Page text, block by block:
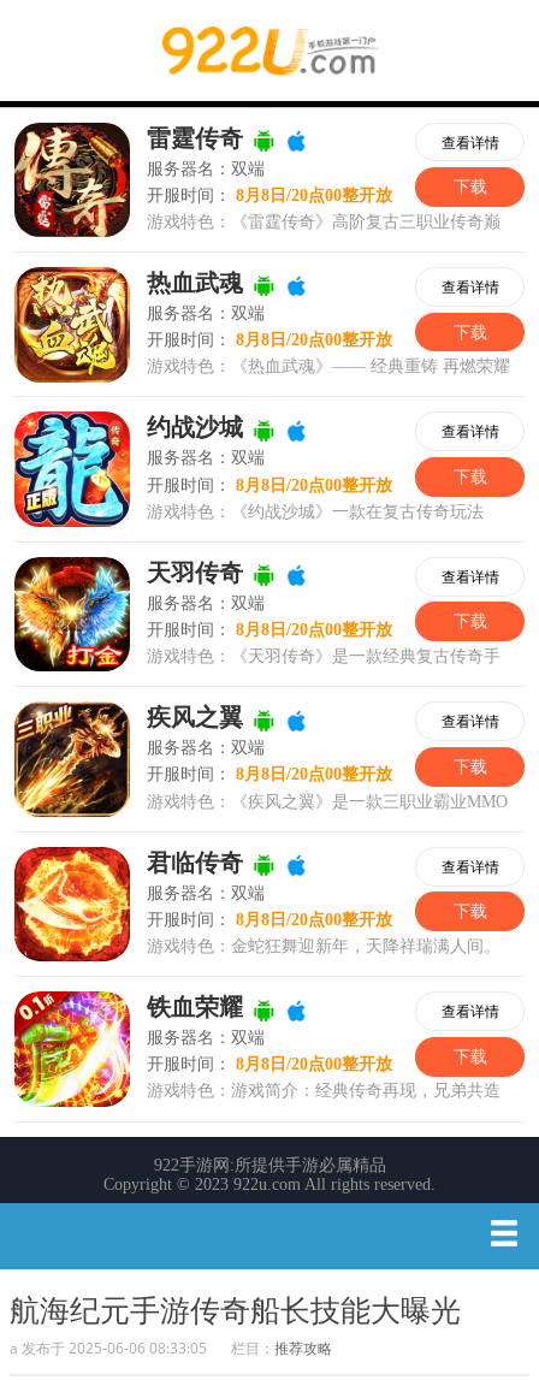
航海纪元手游传奇船长技能大曝光
a 发布于 2025-06-06 08:33:05 栏目： 推荐攻略